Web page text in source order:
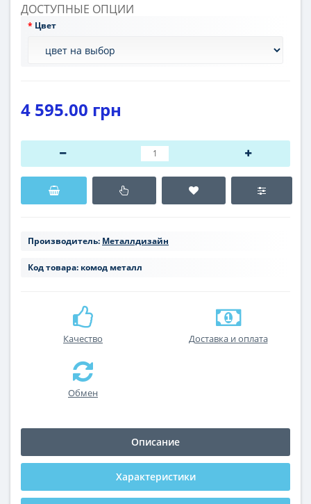
ДОСТУПНЫЕ ОПЦИИ
Цвет
4 595.00 грн
Производитель: Металлдизайн
Код товара: комод металл
Качество Доставка и оплата
Обмен
Описание
Характеристики